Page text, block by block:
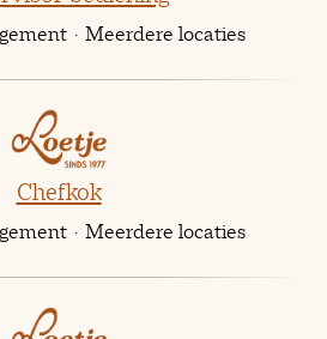
· Meerdere locaties
Chefkok
· Meerdere locaties